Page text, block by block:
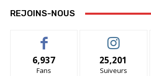
REJOINS-NOUS
6,937
Fans
25,201
Suiveurs